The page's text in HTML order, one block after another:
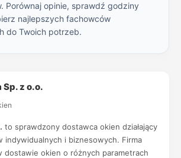
Porównaj opinie, sprawdź godziny
najlepszych fachowców
do Twoich potrzeb.
Sp. z o.o.
to sprawdzony dostawca okien działający
indywidualnych i biznesowych. Firma
dostawie okien o różnych parametrach